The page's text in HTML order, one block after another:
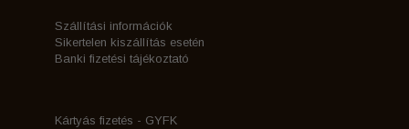
Szállítási információk
Sikertelen kiszállítás esetén
Banki fizetési tájékoztató
Kártyás fizetés - GYFK